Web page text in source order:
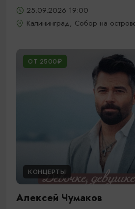
25.09.2026 19:00
Калининград, Собор на
ОТ 2500₽
КОНЦЕРТЫ
Алексей Чумаков